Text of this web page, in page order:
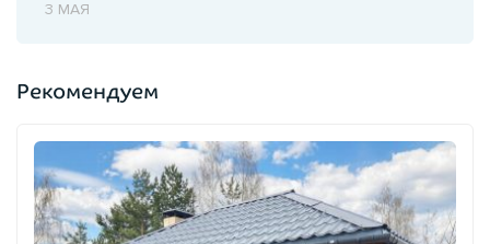
3 МАЯ
Рекомендуем